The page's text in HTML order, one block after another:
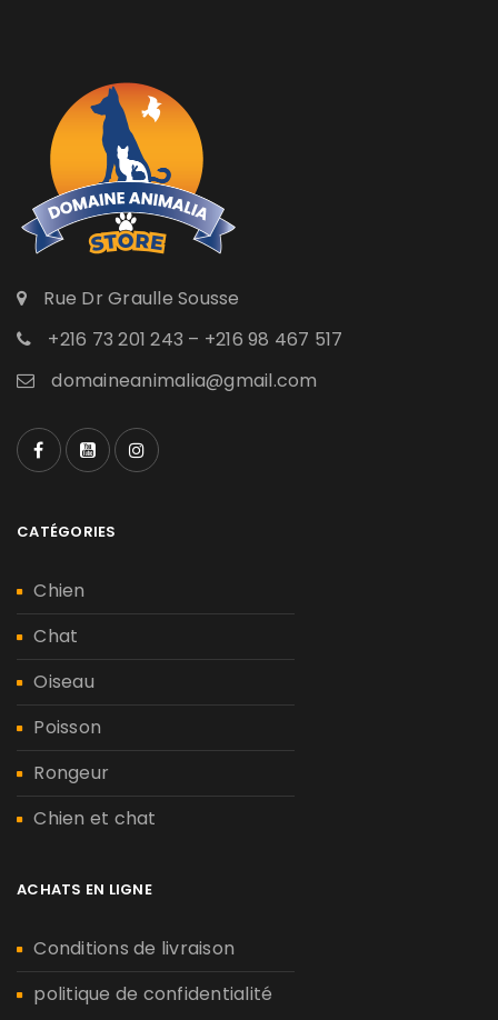
Rue Dr Graulle Sousse
+216 73 201 243 – +216 98 467 517
domaineanimalia@gmail.com
CATÉGORIES
Chien
Chat
Oiseau
Poisson
Rongeur
Chien et chat
ACHATS EN LIGNE
Conditions de livraison
politique de confidentialité